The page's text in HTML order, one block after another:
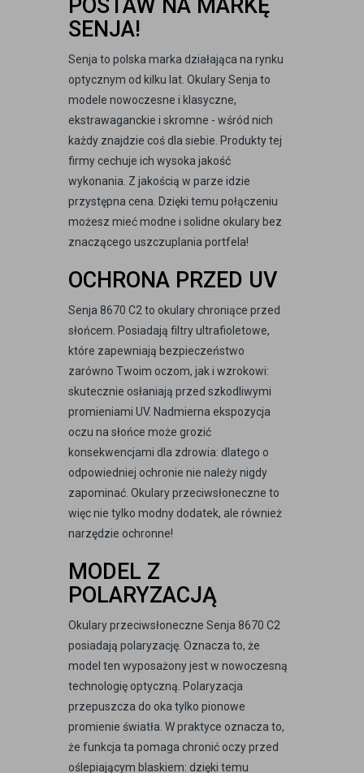
POSTAW NA MARKĘ
SENJA!
Senja to polska marka działająca na rynku
optycznym od kilku lat. Okulary Senja to
modele nowoczesne i klasyczne,
ekstrawaganckie i skromne - wśród nich
każdy znajdzie coś dla siebie. Produkty tej
firmy cechuje ich wysoka jakość
wykonania. Z jakością w parze idzie
przystępna cena. Dzięki temu połączeniu
możesz mieć modne i solidne okulary bez
znaczącego uszczuplania portfela!
OCHRONA PRZED UV
Senja 8670 C2 to okulary chroniące przed
słońcem. Posiadają filtry ultrafioletowe,
które zapewniają bezpieczeństwo
zarówno Twoim oczom, jak i wzrokowi:
skutecznie osłaniają przed szkodliwymi
promieniami UV. Nadmierna ekspozycja
oczu na słońce może grozić
konsekwencjami dla zdrowia: dlatego o
odpowiedniej ochronie nie należy nigdy
zapominać. Okulary przeciwsłoneczne to
więc nie tylko modny dodatek, ale również
narzędzie ochronne!
MODEL Z
POLARYZACJĄ
Okulary przeciwsłoneczne Senja 8670 C2
posiadają polaryzację. Oznacza to, że
model ten wyposażony jest w nowoczesną
technologię optyczną. Polaryzacja
przepuszcza do oka tylko pionowe
promienie światła. W praktyce oznacza to,
że funkcja ta pomaga chronić oczy przed
oślepiającym blaskiem: dzięki temu